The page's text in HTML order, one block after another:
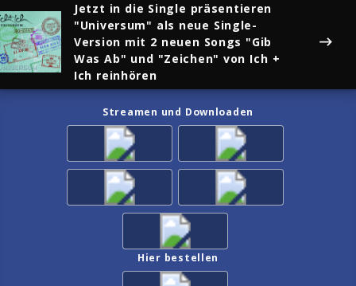
Jetzt in die Single präsentieren
"Universum" als neue Single-
Version mit 2 neuen Songs "Gib
Was Ab" und "Zeichen" von Ich +
Ich reinhören
Streamen und Downloaden
Hier bestellen